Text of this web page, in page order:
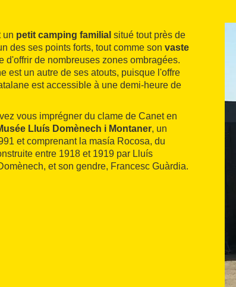
un petit camping familial situé tout près de
des ses points forts, tout comme son vaste
d'offrir de nombreuses zones ombragées.
est un autre de ses atouts, puisque l'offre
est accessible à une demi-heure de
vous imprégner du clame de Canet en
Lluís Domènech i Montaner, un
et comprenant la masía Rocosa, du
entre 1918 et 1919 par Lluís
et son gendre, Francesc Guàrdia.